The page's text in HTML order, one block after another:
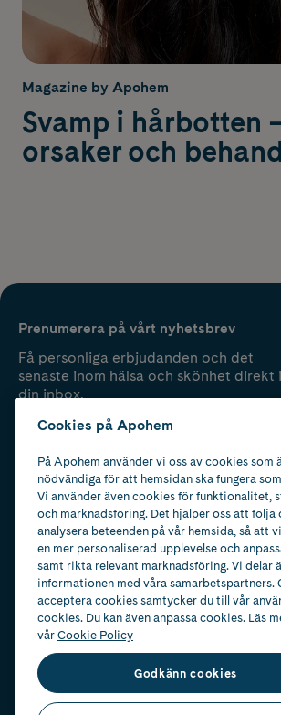
Magazine by Apohem
Svamp i hårbotten
orsaker och
Prenumerera på vårt nyhetsbrev
Få personliga erbjudanden och det
senaste inom hälsa och skönhet direkt i
din inbox.
Cookies på Apohem
På Apohem använder vi oss av cookies som
nödvändiga för att hemsidan ska fungera
Vi använder även cookies för funktionalitet,
och marknadsföring. Det hjälper oss att följa
analysera beteenden på vår hemsida, så att
en mer personaliserad upplevelse och
samt rikta relevant marknadsföring. Vi delar
informationen med våra samarbetspartners.
acceptera cookies samtycker du till vår
cookies. Du kan även anpassa cookies. Läs
vårCookie Policy
Godkänn cookies